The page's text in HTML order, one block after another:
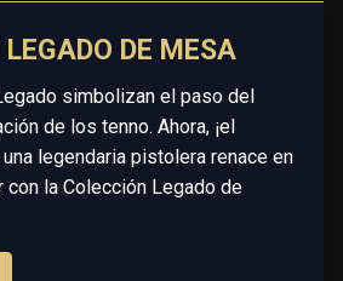
DE MESA
simbolizan el paso del
de los tenno. Ahora, ¡el
legendaria pistolera renace en
la Colección Legado de